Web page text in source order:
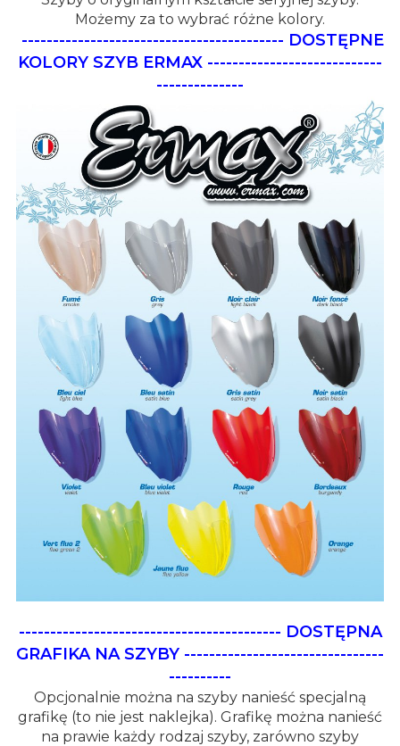
Możemy za to wybrać różne kolory.
------------------------------------------ DOSTĘPNE
KOLORY SZYB ERMAX ----------------------------
--------------
------------------------------------------ DOSTĘPNA
GRAFIKA NA SZYBY --------------------------------
----------
Opcjonalnie można na szyby nanieść specjalną
grafikę (to nie jest naklejka). Grafikę można nanieść
na prawie każdy rodzaj szyby, zarówno szyby